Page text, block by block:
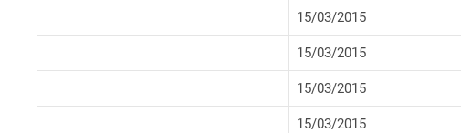
15/03/2015
15/03/2015
15/03/2015
15/03/2015